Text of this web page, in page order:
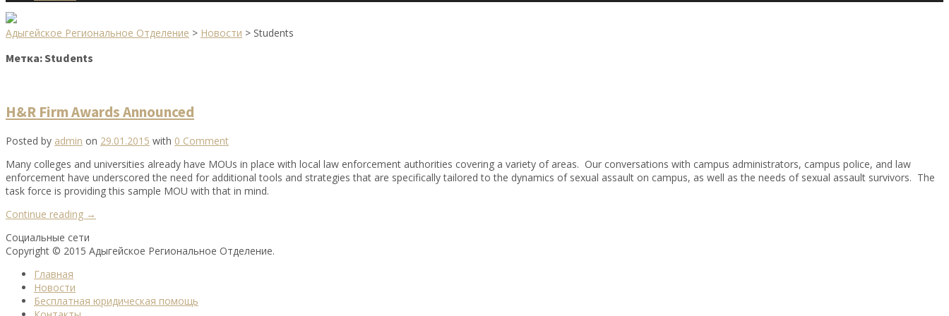
Адыгейское Региональное Отделение > Новости > Students
Метка:Students
H&R Firm Awards Announced
Posted by admin on 29.01.2015 with 0 Comment
Many colleges and universities already have MOUs in place with local law enforcement authorities covering a variety of areas. Our conversations with campus administrators, campus police, and law
enforcement have underscored the need for additional tools and strategies that are specifically tailored to the dynamics of sexual assault on campus, as well as the needs of sexual assault survivors. The
task force is providing this sample MOU with that in mind.
Continue reading «H&R
Awards
Announced»
→
Социальные сети
Copyright © 2015 Адыгейское Региональное Отделение.
Главная
Новости
Бесплатная юридическая помощь